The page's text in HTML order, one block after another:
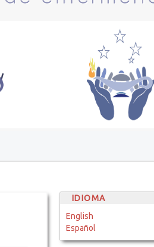
IDIOMA
English
Español